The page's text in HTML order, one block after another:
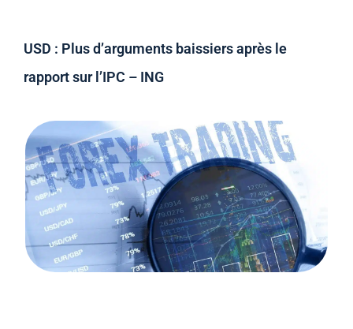
USD : Plus d’arguments baissiers après le
rapport sur l’IPC – ING